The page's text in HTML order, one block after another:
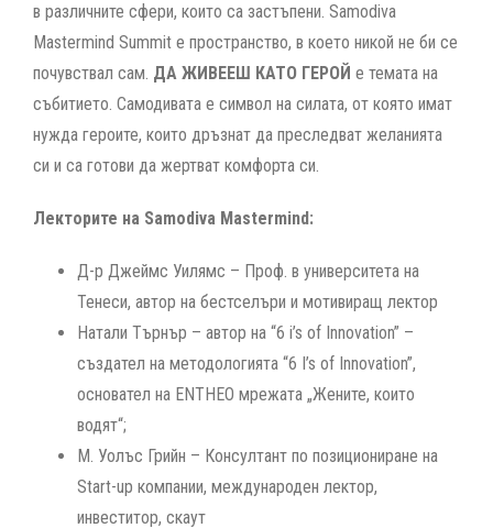
в различните сфери, които са застъпени. Samodiva
Mastermind Summit е пространство, в което никой не би се
почувствал сам. ДА ЖИВЕЕШ КАТО ГЕРОЙ е темата на
събитието. Самодивата е символ на силата, от която имат
нужда героите, които дръзнат да преследват желанията
си и са готови да жертват комфорта си.
Лекторите на Samodiva Mastermind:
Д-р Джеймс Уилямс – Проф. в университета на
Тенеси, автор на бестселъри и мотивиращ лектор
Натали Търнър – автор на “6 i’s of Innovation” –
създател на методологията “6 I’s of Innovation”,
основател на ENTHEO мрежата „Жените, които
водят“;
М. Уолъс Грийн – Консултант по позициониране на
Start-up компании, международен лектор,
инвеститор, скаут